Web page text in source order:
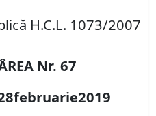
H.C.L. 1073/2007
Nr. 67